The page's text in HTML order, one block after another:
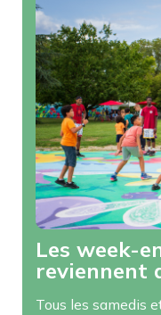
Les week-
reviennent
Tous les samedis